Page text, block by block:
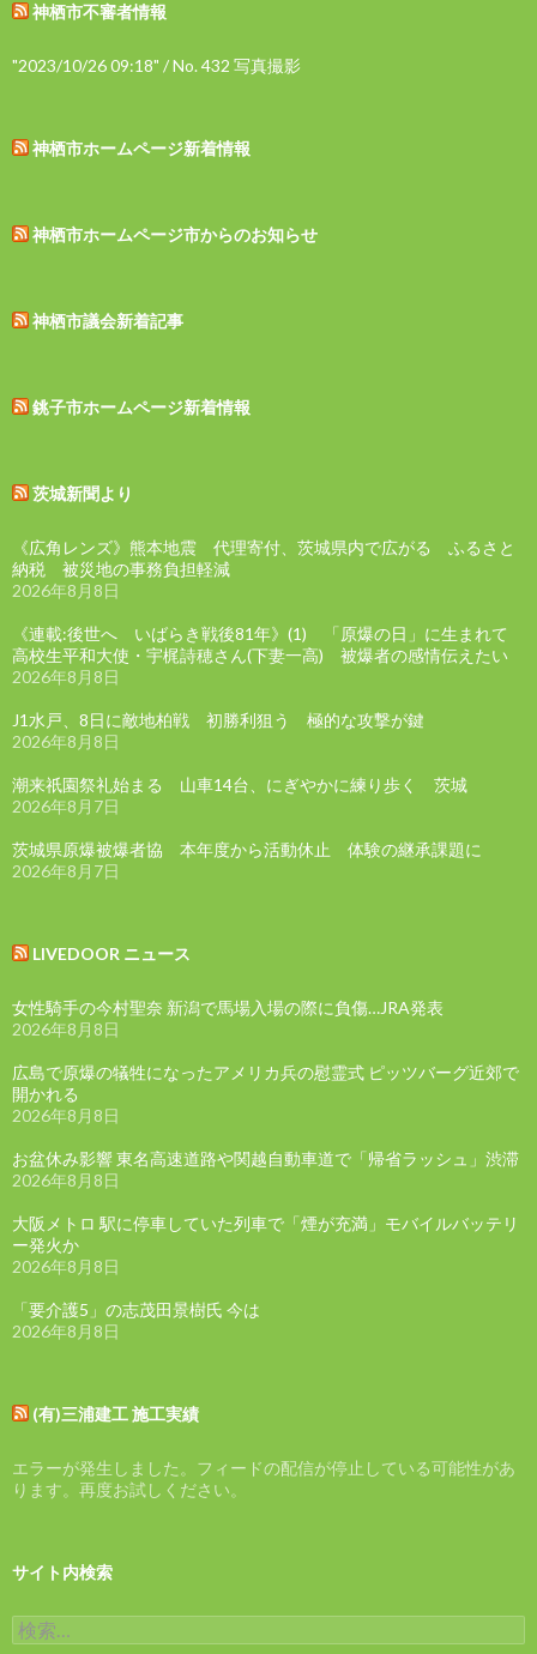
神栖市不審者情報
"2023/10/26 09:18" / No. 432 写真撮影
神栖市ホームページ新着情報
神栖市ホームページ市からのお知らせ
神栖市議会新着記事
銚子市ホームページ新着情報
茨城新聞より
《広角レンズ》熊本地震 代理寄付、茨城県内で広がる ふるさと
納税 被災地の事務負担軽減
2026年8月8日
《連載:後世へ いばらき戦後81年》(1) 「原爆の日」に生まれて
高校生平和大使・宇梶詩穂さん(下妻一高) 被爆者の感情伝えたい
2026年8月8日
J1水戸、8日に敵地柏戦 初勝利狙う 極的な攻撃が鍵
2026年8月8日
潮来祇園祭礼始まる 山車14台、にぎやかに練り歩く 茨城
2026年8月7日
茨城県原爆被爆者協 本年度から活動休止 体験の継承課題に
2026年8月7日
LIVEDOOR ニュース
女性騎手の今村聖奈 新潟で馬場入場の際に負傷…JRA発表
2026年8月8日
広島で原爆の犠牲になったアメリカ兵の慰霊式 ピッツバーグ近郊で
開かれる
2026年8月8日
お盆休み影響 東名高速道路や関越自動車道で「帰省ラッシュ」渋滞
2026年8月8日
大阪メトロ 駅に停車していた列車で「煙が充満」モバイルバッテリ
ー発火か
2026年8月8日
「要介護5」の志茂田景樹氏 今は
2026年8月8日
(有)三浦建工 施工実績
エラーが発生しました。フィードの配信が停止している可能性があ
ります。再度お試しください。
サイト内検索
検
索: